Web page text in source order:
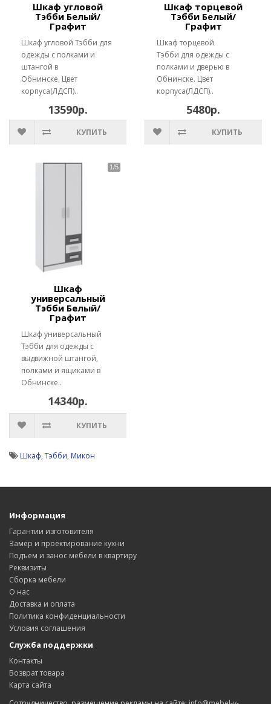
Шкаф угловой
Тэбби Белый/
Графит
Шкаф угловой Тэбби для
одежды с полками и
штангой в
Обнинске. Цвет
корпуса(ЛДСП)..
13590р.
КУПИТЬ
Шкаф торцевой
Тэбби Белый/
Графит
Шкаф торцевой
Тэбби для одежды с
полками и дверью в
Обнинске. Цвет
корпуса(ЛДСП)..
5480р.
КУПИТЬ
Шкаф
универсальный
Тэбби Белый/
Графит
Шкаф универсальный
Тэбби для одежды с
выдвижной штангой,
полками и ящиками в
Обнинске..
14340р.
КУПИТЬ
Шкаф, Тэбби, Микон
Информация
Гарантии изготовителя
Замер и проектирование кухни
Подъем и занос мебели в квартиру
Реквизиты
Сборка мебели
О нас
Доставка и оплата
Политика конфиденциальности
Условия соглашения
Служба поддержки
Контакты
Возврат товара
Карта сайта